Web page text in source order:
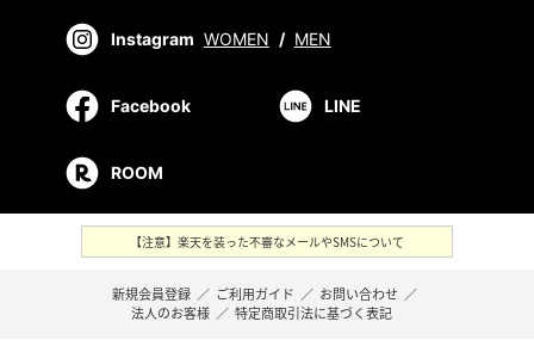
Instagram WOMEN / MEN
Facebook LINE
ROOM
【注意】楽天を装った不審なメールやSMSについて
新規会員登録 ／ ご利用ガイド ／ お問い合わせ ／
法人のお客様 ／ 特定商取引法に基づく表記